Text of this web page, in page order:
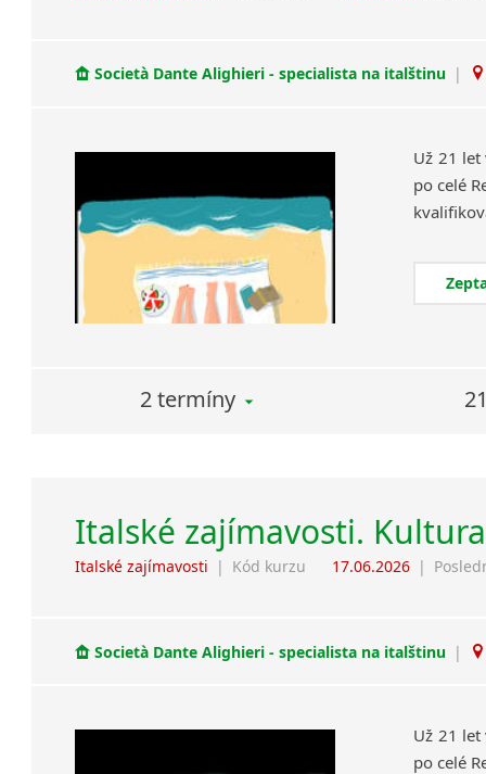
Società Dante Alighieri - specialista na italštinu |
Už 21 let
po celé
2 termíny
Italské zajímavosti.
Italské zajímavosti | Kód kurzu 17.06.2026 |
Società Dante Alighieri - specialista na italštinu |
Už 21 let
po celé